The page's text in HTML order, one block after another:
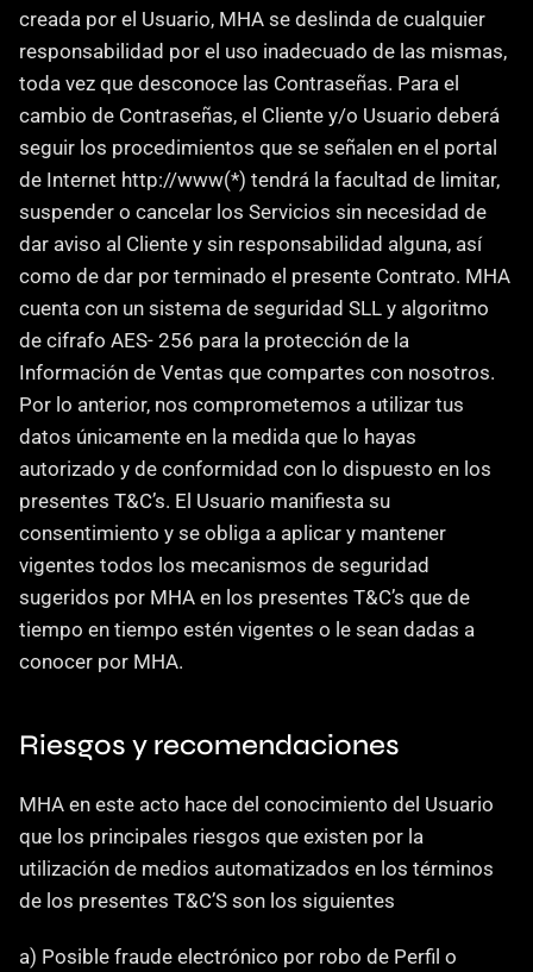
creada por el Usuario, MHA se deslinda de cualquier
responsabilidad por el uso inadecuado de las mismas,
toda vez que desconoce las Contraseñas. Para el
cambio de Contraseñas, el Cliente y/o Usuario deberá
seguir los procedimientos que se señalen en el portal
de Internet http://www(*) tendrá la facultad de limitar,
suspender o cancelar los Servicios sin necesidad de
dar aviso al Cliente y sin responsabilidad alguna, así
como de dar por terminado el presente Contrato. MHA
cuenta con un sistema de seguridad SLL y algoritmo
de cifrafo AES- 256 para la protección de la
Información de Ventas que compartes con nosotros.
Por lo anterior, nos comprometemos a utilizar tus
datos únicamente en la medida que lo hayas
autorizado y de conformidad con lo dispuesto en los
presentes T&C’s. El Usuario manifiesta su
consentimiento y se obliga a aplicar y mantener
vigentes todos los mecanismos de seguridad
sugeridos por MHA en los presentes T&C’s que de
tiempo en tiempo estén vigentes o le sean dadas a
conocer por MHA.
Riesgos y recomendaciones
MHA en este acto hace del conocimiento del Usuario
que los principales riesgos que existen por la
utilización de medios automatizados en los términos
de los presentes T&C’S son los siguientes
‍a) Posible fraude electrónico por robo de Perfil o